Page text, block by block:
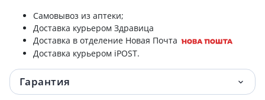
Самовывоз из аптеки;
Доставка курьером Здравица
Доставка в отделение Новая Почта
Доставка курьером iPOST.
Гарантия